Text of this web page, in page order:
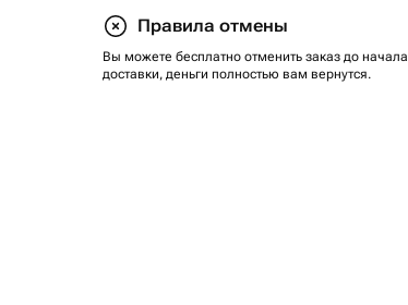
Правила отмены
Вы можете бесплатно отменить заказ до начала
доставки, деньги полностью вам вернутся.